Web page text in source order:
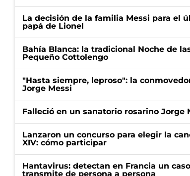
La decisión de la familia Messi para el
papá de Lionel
Bahía Blanca: la tradicional Noche de
Pequeño Cottolengo
"Hasta siempre, leproso": la
Jorge Messi
Falleció en un sanatorio rosarino Jorge
Lanzaron un concurso para elegir la
XIV: cómo participar
Hantavirus: detectan en Francia un
transmite de persona a persona